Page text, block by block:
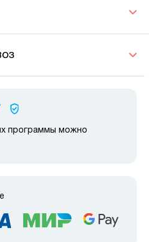
программы можно